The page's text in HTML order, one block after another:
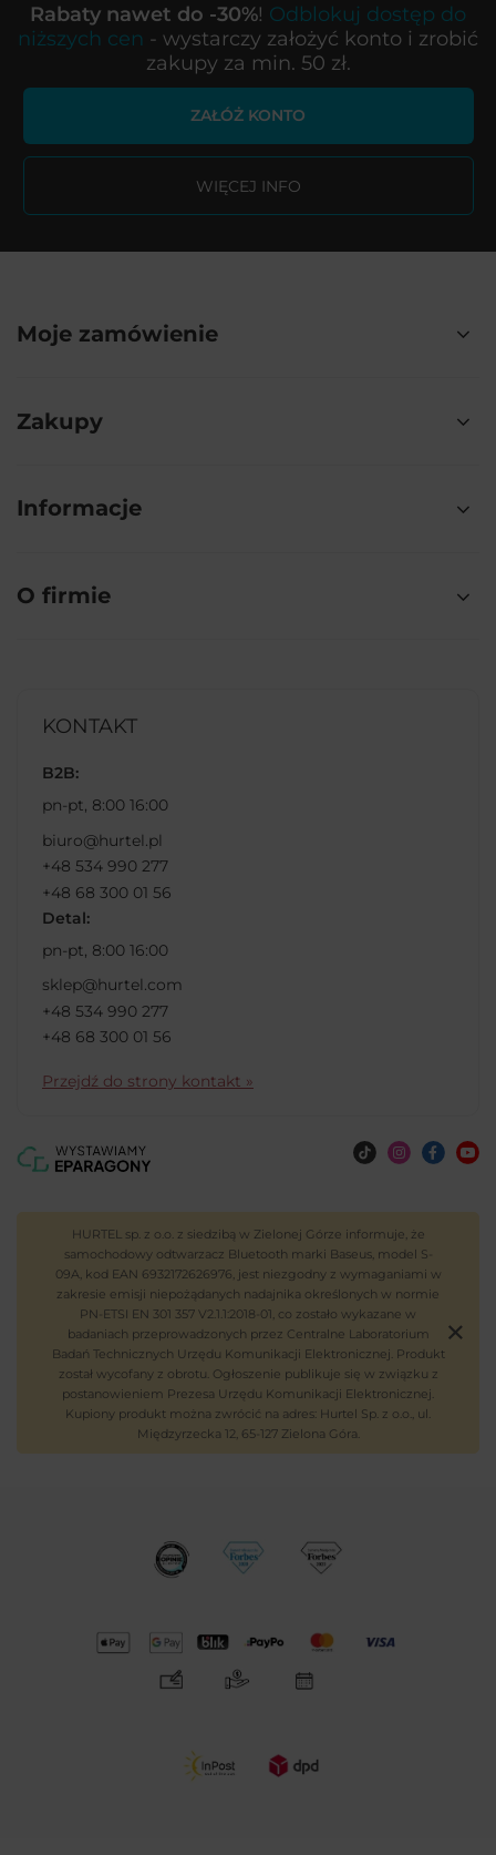
Rabaty nawet do -30%! Odblokuj dostęp do
niższych cen - wystarczy założyć konto i zrobić
zakupy za min. 50 zł.
ZAŁÓŻ KONTO
WIĘCEJ INFO
Moje zamówienie
Zakupy
Informacje
O firmie
KONTAKT
B2B:
pn-pt, 8:00 16:00
biuro@hurtel.pl
+48 534 990 277
+48 68 300 01 56
Detal:
pn-pt, 8:00 16:00
sklep@hurtel.com
+48 534 990 277
+48 68 300 01 56
Przejdź do strony kontakt »
HURTEL sp. z o.o. z siedzibą w Zielonej Górze informuje, że
samochodowy odtwarzacz Bluetooth marki Baseus, model S-
09A, kod EAN 6932172626976, jest niezgodny z wymaganiami w
zakresie emisji niepożądanych nadajnika określonych w normie
PN-ETSI EN 301 357 V2.1.1:2018-01, co zostało wykazane w
badaniach przeprowadzonych przez Centralne Laboratorium
Badań Technicznych Urzędu Komunikacji Elektronicznej. Produkt
został wycofany z obrotu. Ogłoszenie publikuje się w związku z
postanowieniem Prezesa Urzędu Komunikacji Elektronicznej.
Kupiony produkt można zwrócić na adres: Hurtel Sp. z o.o., ul.
Międzyrzecka 12, 65-127 Zielona Góra.